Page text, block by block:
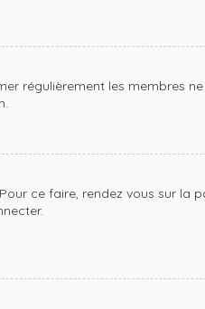
régulièrement les membres
ce faire, rendez vous sur la